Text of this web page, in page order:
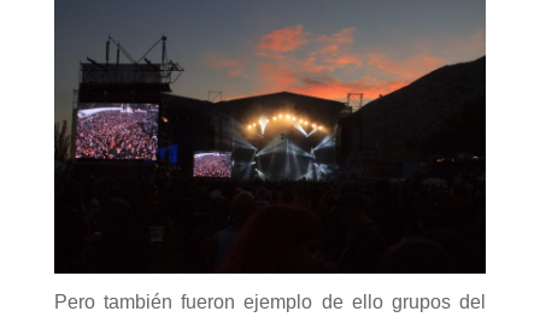
Pero también fueron ejemplo de ello grupos del